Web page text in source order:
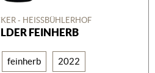
- HEISSBÜHLERHOF
FEINHERB
feinherb 2022